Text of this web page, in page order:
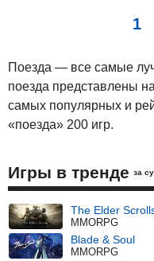
1
Поезда — все самые
поезда представлены
самых популярных и
«поезда» 200 игр.
Игры в тренде за
The Elder
MMORPG
Blade & Soul
MMORPG